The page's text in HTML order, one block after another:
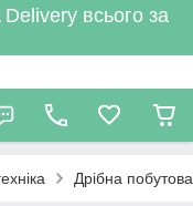
всього за
Дрібна